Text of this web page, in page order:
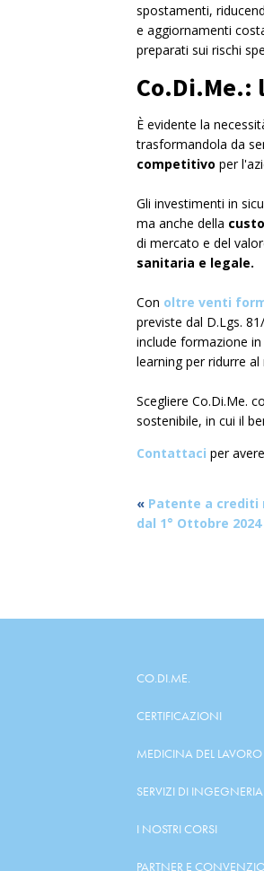
spostamenti,
e aggiornamenti
preparati sui rischi
Co.Di.Me.:
È evidente la
trasformandola da
competitivo per
Gli investimenti in
ma anche della
di mercato e del
sanitaria e legale.
Con oltre venti
previste dal D.Lgs.
include formazione
learning per ridurre
Scegliere Co.Di.Me.
sostenibile, in cui il
Contattaci per
« Patente a crediti
dal 1° Ottobre 2024
CO.DI.ME.
CERTIFICAZIONI
MEDICINA DEL LAVORO
SERVIZI DI INGEGNERIA
I NOSTRI CORSI
PARTNER E